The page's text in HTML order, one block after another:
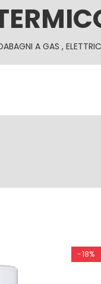
A GAS ,
-18%